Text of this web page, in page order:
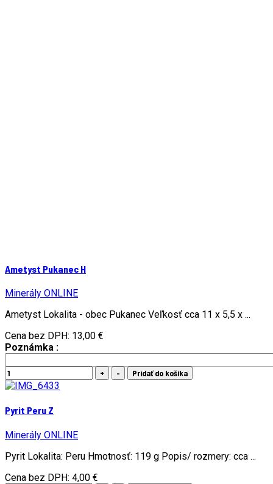
Ametyst Pukanec H
Minerály ONLINE
Ametyst Lokalita - obec Pukanec Veľkosť cca 11 x 5,5 x ...
Cena bez DPH: 13,00 €
Poznámka :
Pyrit Peru Z
Minerály ONLINE
Pyrit Lokalita: Peru Hmotnosť: 119 g Popis/ rozmery: cca ...
Cena bez DPH: 4,00 €